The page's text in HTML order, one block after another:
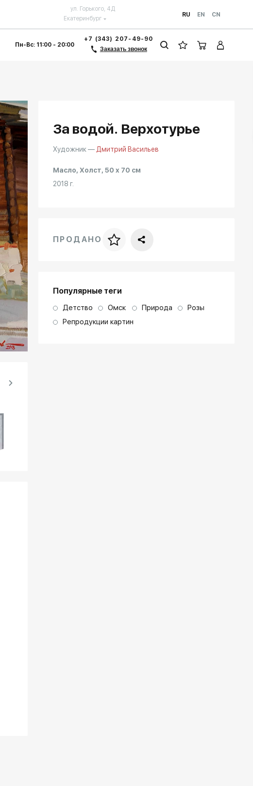
Екатеринбург
ул. Горького, 4Д
RU
EN CN
Пн-Вс: 11:00 - 20:00
+7 (343) 207-49-90
Заказать звонок
За водой. Верхотурье
Художник — Дмитрий Васильев
Масло, Холст, 50 x 70 см
2018 г.
Цена за багет
ПРОДАНО
Популярные теги
Детство Омск Природа
Розы
Репродукции картин